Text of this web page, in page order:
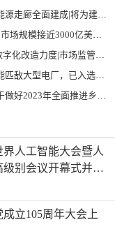
国家能源安全、实现“双碳”目标提供有力支撑
智慧城市、智慧电网等将占60%以上
部 关于促进企业计量能力提升的指导意见
电厂，已入选国际典型案例
乡村振兴重点工作的意见》发布
界人工智能大会暨人
别会议开幕式并发
立105周年大会上